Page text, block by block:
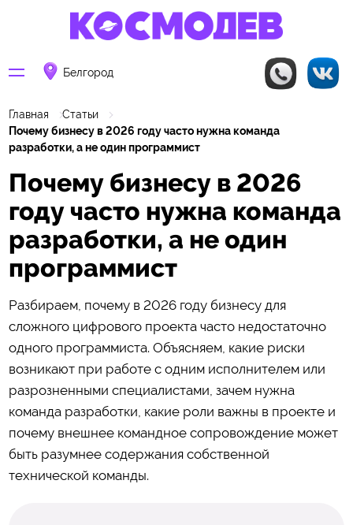
Белгород
Главная
Статьи
Почему бизнесу в 2026 году часто нужна команда
разработки, а не один программист
Почему бизнесу в 2026
году часто нужна команда
разработки, а не один
программист
Разбираем, почему в 2026 году бизнесу для
сложного цифрового проекта часто недостаточно
одного программиста. Объясняем, какие риски
возникают при работе с одним исполнителем или
разрозненными специалистами, зачем нужна
команда разработки, какие роли важны в проекте и
почему внешнее командное сопровождение может
быть разумнее содержания собственной
технической команды.